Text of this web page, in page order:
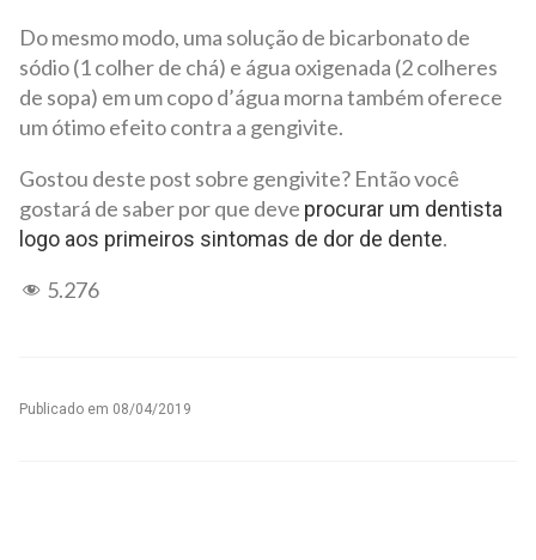
Do mesmo modo, uma solução de bicarbonato de
sódio (1 colher de chá) e água oxigenada (2 colheres
de sopa) em um copo d’água morna também oferece
um ótimo efeito contra a gengivite.
Gostou deste post sobre gengivite? Então você
gostará de saber por que deve procurar um dentista
logo aos primeiros sintomas de dor de dente.
5.276
Publicado em 08/04/2019